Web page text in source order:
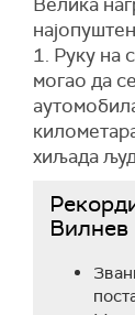
1. Руку на
могао да
хиљада
Вилнев